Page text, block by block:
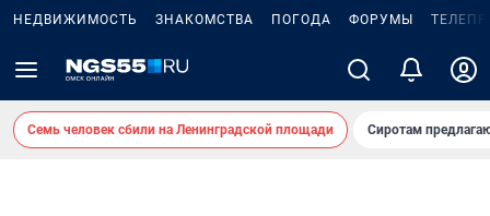
НЕДВИЖИМОСТЬ ЗНАКОМСТВА ПОГОДА ФОРУМЫ
Семь человек сбили на Ленинградской площади Сиротам